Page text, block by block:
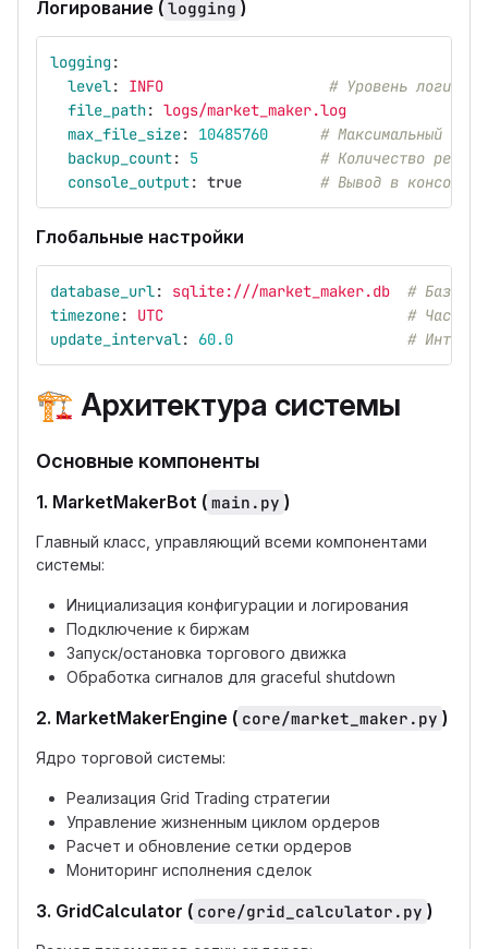
Логирование ( logging )
logging:
level: INFO
# Уровень
file_path: logs/market_maker.log
max_file_size: 10485760
# Максимальный
backup_count: 5
# Количество
console_output: true # Вывод в консоль
Глобальные настройки
database_url: sqlite:///market_maker.db
# База
timezone: UTC
#
update_interval: 60.0 #
🏗️ Архитектура системы
Основные компоненты
1. MarketMakerBot ( main.py )
Главный класс, управляющий всеми компонентами
системы:
Инициализация конфигурации и логирования
Подключение к биржам
Запуск/остановка торгового движка
Обработка сигналов для graceful shutdown
2. MarketMakerEngine ( core/market_maker.py )
Ядро торговой системы:
Реализация Grid Trading стратегии
Управление жизненным циклом ордеров
Расчет и обновление сетки ордеров
Мониторинг исполнения сделок
3. GridCalculator ( core/grid_calculator.py )